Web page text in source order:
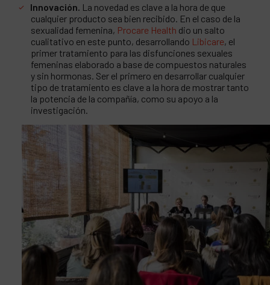
Innovación. La novedad es clave a la hora de que
cualquier producto sea bien recibido. En el caso de la
sexualidad femenina, Procare Health dio un salto
cualitativo en este punto, desarrollando Libicare, el
primer tratamiento para las disfunciones sexuales
femeninas elaborado a base de compuestos naturales
y sin hormonas. Ser el primero en desarrollar cualquier
tipo de tratamiento es clave a la hora de mostrar tanto
la potencia de la compañía, como su apoyo a la
investigación.